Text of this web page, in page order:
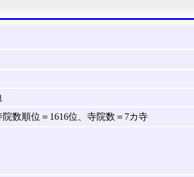
数順位＝1616位、寺院数＝7カ寺